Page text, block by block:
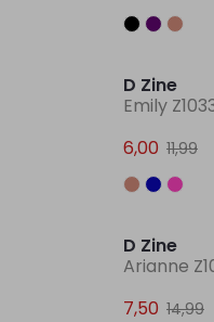
D Zine
Emily
6,00 11,99
D Zine
Arianne
7,50 14,99